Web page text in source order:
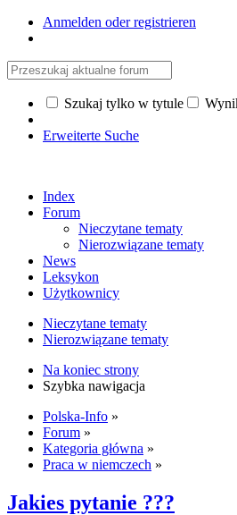
Anmelden oder registrieren
Szukaj tylko w tytule
Erweiterte Suche
Index
Forum
Nieczytane tematy
Nierozwiązane tematy
News
Leksykon
Użytkownicy
Nieczytane tematy
Nierozwiązane tematy
Na koniec strony
Szybka nawigacja
Polska-Info »
Forum »
Kategoria główna »
Praca w niemczech »
Jakies pytanie ???